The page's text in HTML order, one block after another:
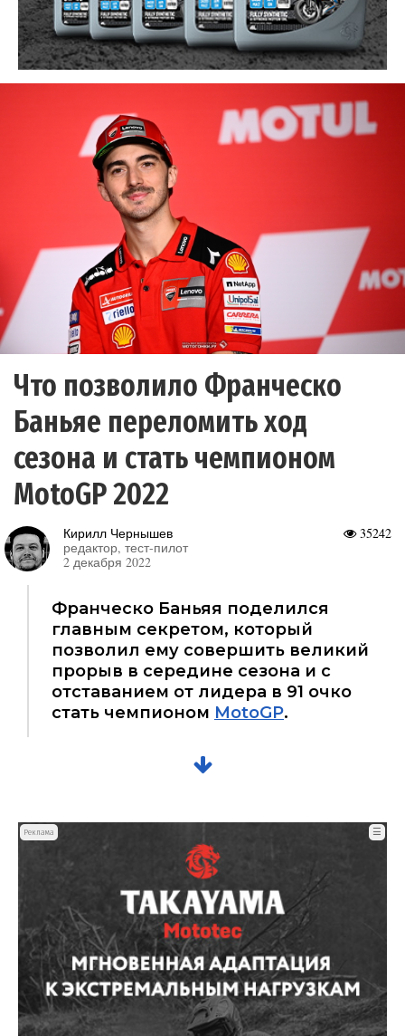
Что позволило Франческо
Баньяе переломить ход
сезона и стать чемпионом
MotoGP 2022
35242
Кирилл Чернышев
редактор, тест-пилот
2 декабря 2022
Франческо Баньяя поделился
главным секретом, который
позволил ему совершить великий
прорыв в середине сезона и с
отставанием от лидера в 91 очко
стать чемпионом MotoGP.
Реклама ☰